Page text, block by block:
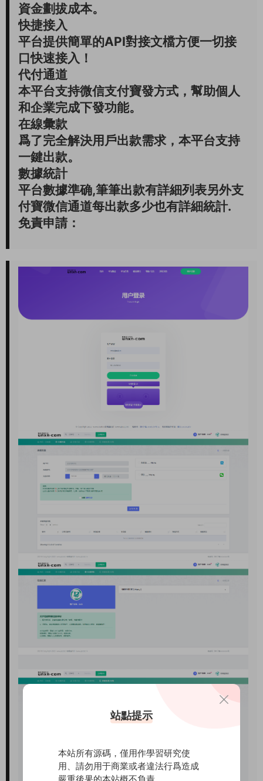
資金劃拔成本。
快捷接入
平台提供簡單的API對接文檔方便一切接
口快速接入！
代付通道
本平台支持微信支付寶發方式，幫助個人
和企業完成下發功能。
在線彙款
爲了完全解決用戶出款需求，本平台支持
一鍵出款。
數據統計
平台數據準确,筆筆出款有詳細列表另外支
付寶微信通道每出款多少也有詳細統計.
免責申請：
站點提示
本站所有源碼，僅用作學習研究使
用、請勿用于商業或者違法行爲造成
嚴重後果的本站概不負責。